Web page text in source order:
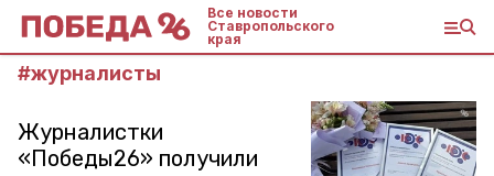
Все новости
Ставропольского
края
#журналисты
Журналистки
«Победы26» получили